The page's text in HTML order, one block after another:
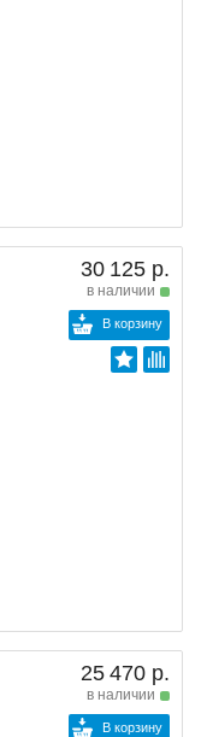
30 125 р.
в наличии
В корзину
25 470 р.
в наличии
В корзину